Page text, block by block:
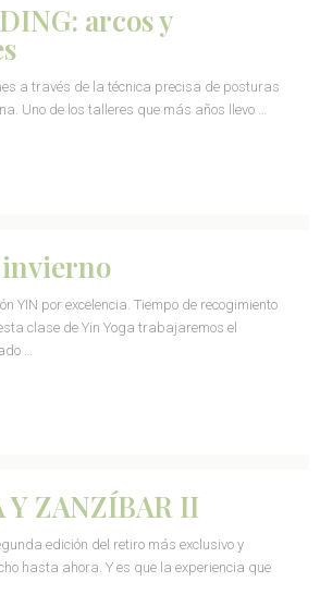
arcos y
a través de la técnica precisa de posturas
Uno de los talleres que más años llevo …
invierno
YIN por excelencia. Tiempo de recogimiento
clase de Yin Yoga trabajaremos el
…
Y ZANZÍBAR II
edición del retiro más exclusivo y
hasta ahora. Y es que la experiencia que